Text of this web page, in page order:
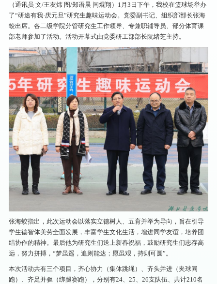
（通讯员 文/王友炜 图/郑语晨 闫焜翔）1月3日下午，我校在篮球场举办
了“研途有我·庆元旦”研究生趣味运动会。党委副书记、组织部部长张海
蛟出席。各二级学院分管研究生工作领导、专兼职辅导员、部分体育课
部老师参加了活动。活动开幕式由党委研工部部长阮绪芝主持。
张海蛟指出，此次运动会以落实立德树人、五育并举为导向，旨在引导
学生德智体美劳全面发展，丰富学生文化生活，增进同学友谊，培养团
结协作的精神。最后他为研究生们送上新春祝福，鼓励研究生们志存高
远，努力拼搏，“梦虽遥，追则能达；愿虽艰，持则可圆”。
本次活动共有三个项目，齐心协力（集体跳绳）、齐头并进（夹球同
跑）、齐足并驱（绑腿赛跑），分别有24、25、26支队伍、共计210名